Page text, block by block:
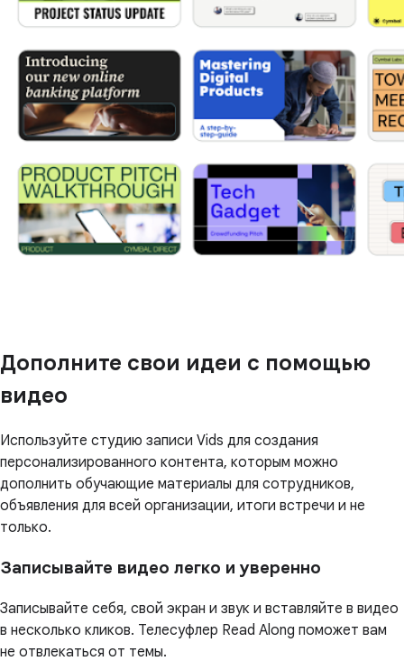
Дополните свои идеи с помощью
видео
Используйте студию записи Vids для создания
персонализированного контента, которым можно
дополнить обучающие материалы для сотрудников,
объявления для всей организации, итоги встречи и не
только.
Записывайте видео легко и уверенно
Записывайте себя, свой экран и звук и вставляйте в видео
в несколько кликов. Телесуфлер Read Along поможет вам
не отвлекаться от темы.